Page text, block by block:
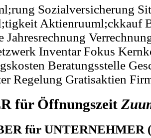
Sozialversicherung
Aktienruuml;ckkauf
Jahresrechnung
Inventar Fokus
Beratungsstelle
Regelung Gratisaktien
für Öffnungszeit
für UNTERNEHMER